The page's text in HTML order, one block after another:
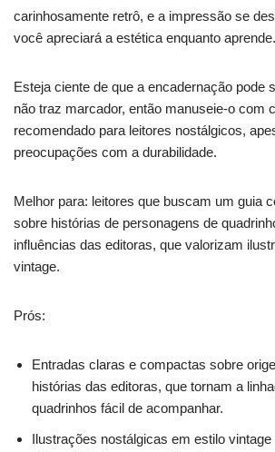
carinhosamente retrô, e a impressão se
você apreciará a estética enquanto aprende.
Esteja ciente de que a encadernação pode
não traz marcador, então manuseie-o com
recomendado para leitores nostálgicos,
preocupações com a durabilidade.
Melhor para: leitores que buscam um guia
sobre histórias de personagens de
influências das editoras, que valorizam
vintage.
Prós:
Entradas claras e compactas sobre
histórias das editoras, que tornam a
quadrinhos fácil de acompanhar.
Ilustrações nostálgicas em estilo